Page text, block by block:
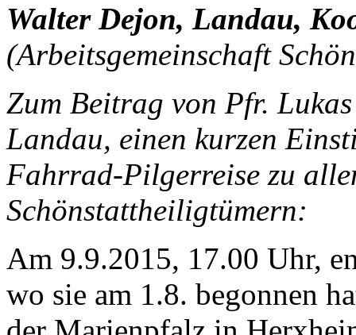
Walter Dejon, Landau,
(Arbeitsgemeinschaft
Zum Beitrag von Pfr.
Landau, einen kurzen
Fahrrad-Pilgerreise zu
Schönstattheiligtümern:
Am 9.9.2015, 17.00 Uhr,
wo sie am 1.8. begonnen